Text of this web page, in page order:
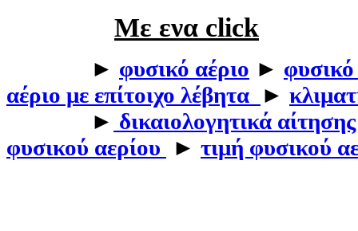
Με ενα click
► φυσικό αέριο ►
αέριο με επίτοιχο λέβητα ►
► δικαιολογητικά
φυσικού αερίου
► τιμή φυσικού